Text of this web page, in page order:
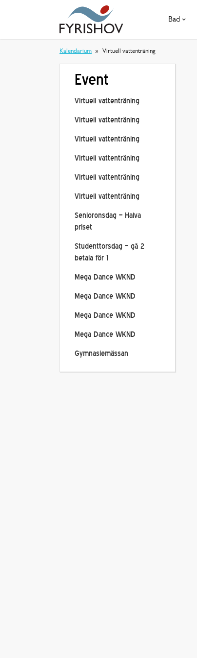
Bad
Kalendarium Virtuell vattenträning
Event
Virtuell vattenträning
Virtuell vattenträning
Virtuell vattenträning
Virtuell vattenträning
Virtuell vattenträning
Virtuell vattenträning
Senioronsdag – Halva
priset
Studenttorsdag – gå 2
betala för 1
Mega Dance WKND
Mega Dance WKND
Mega Dance WKND
Mega Dance WKND
Gymnasiemässan